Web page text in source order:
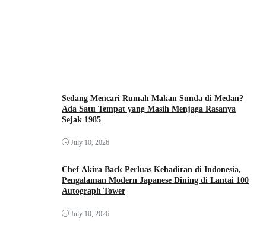
Sedang Mencari Rumah Makan Sunda di Medan?
Ada Satu Tempat yang Masih Menjaga Rasanya
Sejak 1985
July 10, 2026
Chef Akira Back Perluas Kehadiran di Indonesia,
Pengalaman Modern Japanese Dining di Lantai 100
Autograph Tower
July 10, 2026